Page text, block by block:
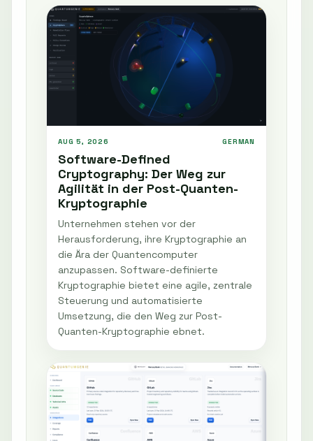
AUG 5, 2026 GERMAN
Software-Defined
Cryptography: Der Weg zur
Agilität in der Post-Quanten-
Kryptographie
Unternehmen stehen vor der
Herausforderung, ihre Kryptographie an
die Ära der Quantencomputer
anzupassen. Software-definierte
Kryptographie bietet eine agile, zentrale
Steuerung und automatisierte
Umsetzung, die den Weg zur Post-
Quanten-Kryptographie ebnet.